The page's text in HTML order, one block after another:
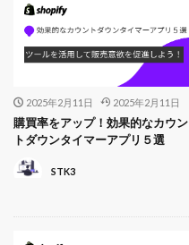
2025年2月11日 2025年2月11日
購買率をアップ！効果的なカウン
トダウンタイマーアプリ５選
STK3